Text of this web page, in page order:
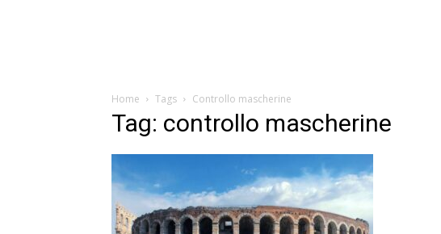
Home Tags Controllo mascherine
Tag: controllo mascherine